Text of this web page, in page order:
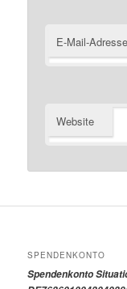
E-Mail-Adresse
Website
SPENDENKONTO
Spendenkonto